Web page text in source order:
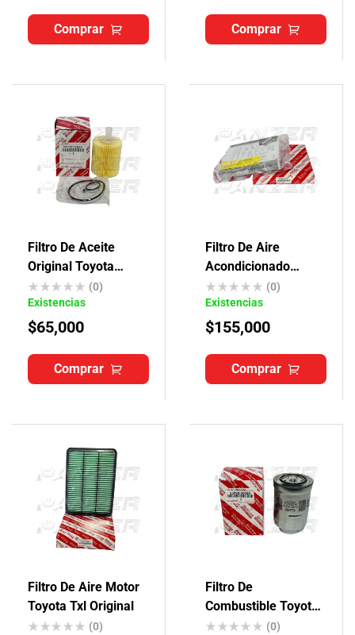
Comprar Comprar
Filtro De Aceite
Original Toyota
4runner
(0)
Existencias
$65,000
Comprar
Filtro De Aire
Acondicionado
Original Toyota
(0)
Existencias
$155,000
Comprar
Filtro De Aire Motor
Toyota Txl Original
(0)
Filtro De
Combustible Toyota
Txl Original(0)